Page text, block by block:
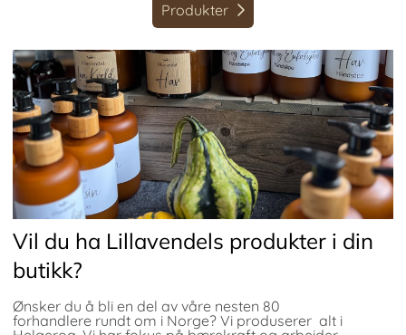
Produkter
Vil du ha Lillavendels produkter i din
butikk?
Ønsker du å bli en del av våre nesten 80
forhandlere rundt om i Norge? Vi produserer alt i